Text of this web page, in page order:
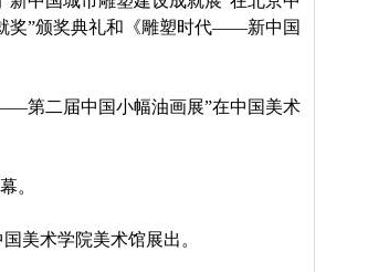
奖”颁奖典礼和《雕塑时代——新中国
第二届中国小幅油画展”在中国美术
。
美术学院美术馆展出。